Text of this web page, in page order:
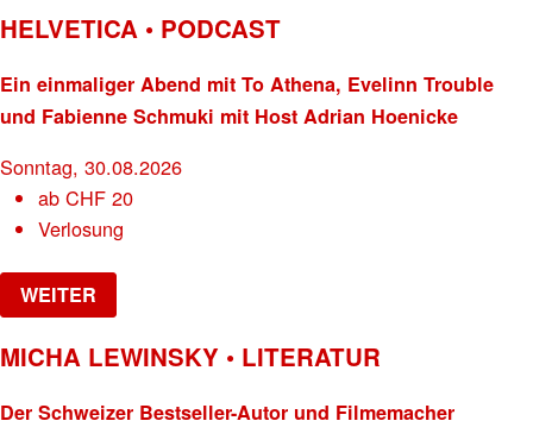
HELVETICA • PODCAST
Ein einmaliger Abend mit To Athena, Evelinn Trouble
und Fabienne Schmuki mit Host Adrian Hoenicke
Sonntag, 30.08.2026
abCHF 20
Verlosung
WEITER
MICHA LEWINSKY • LITERATUR
Der Schweizer Bestseller-Autor und Filmemacher